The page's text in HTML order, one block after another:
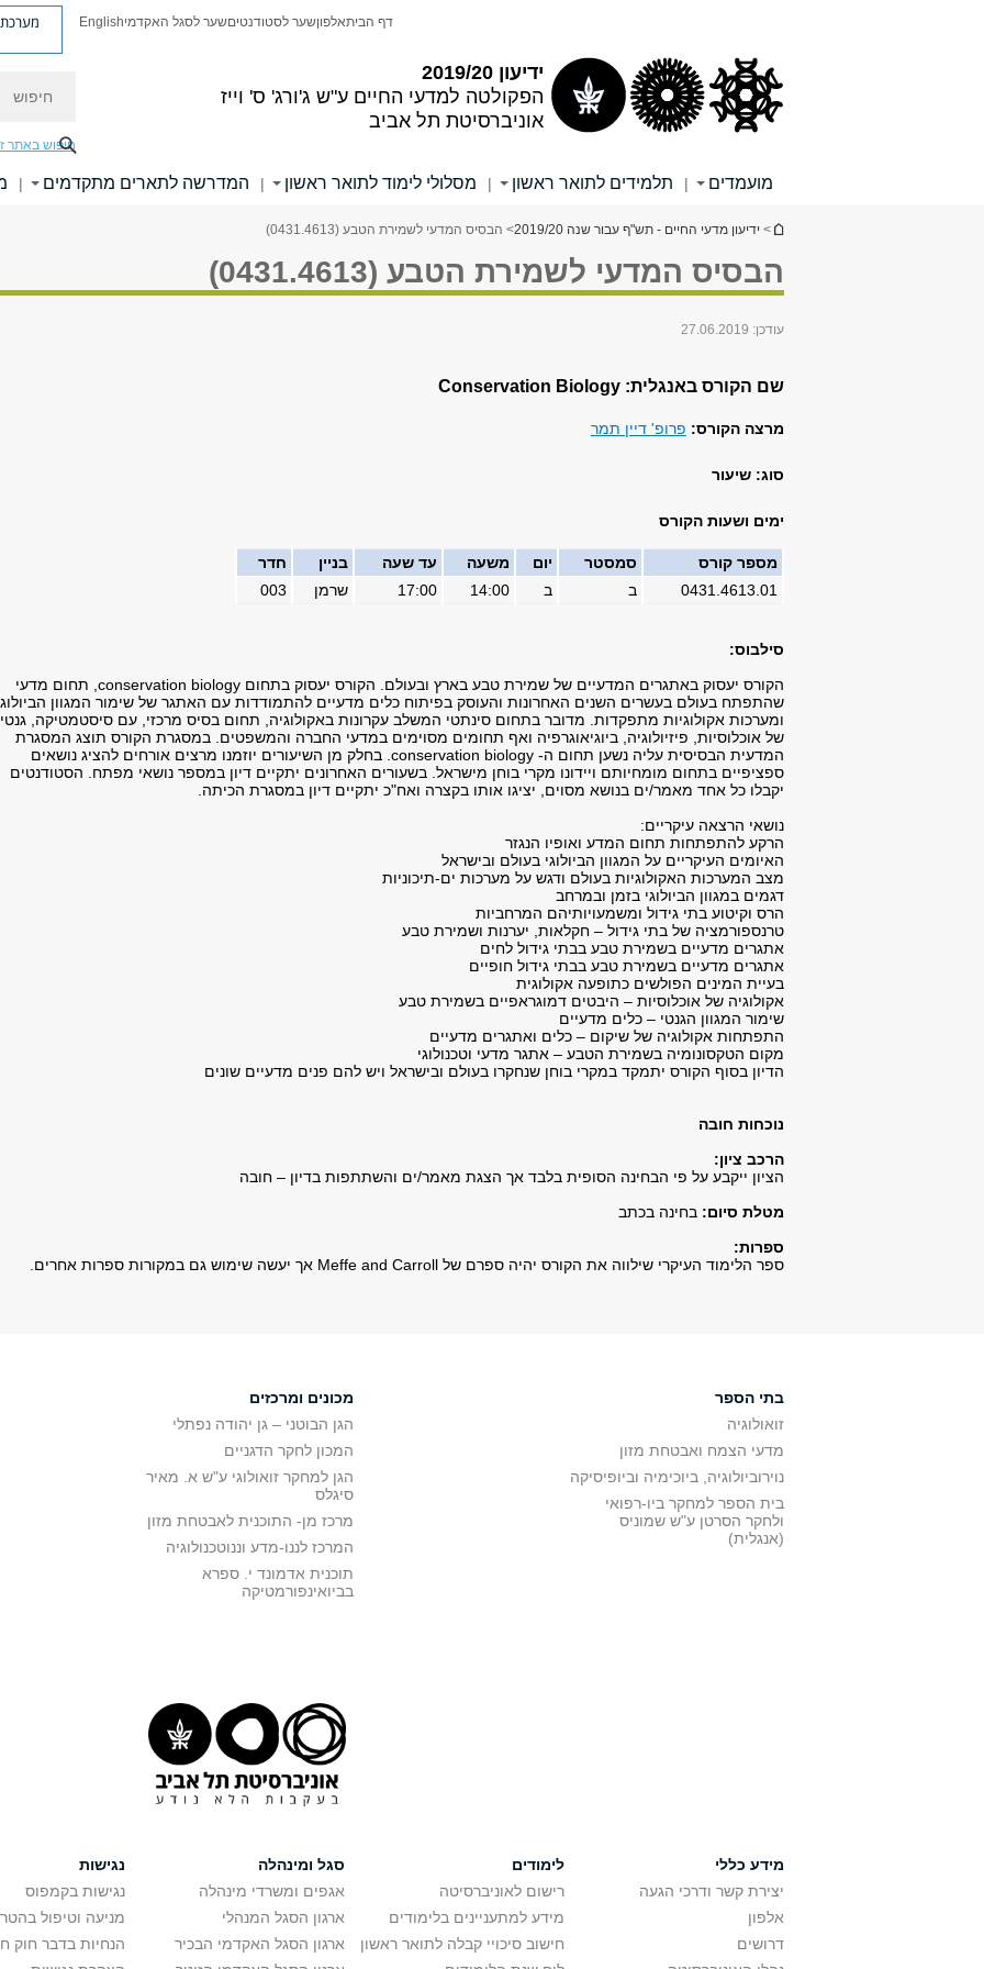
ידיעון 2019/20
הפקולטה למדעי החיים ע"ש ג'ורג' ס' וייז
אוניברסיטת תל אביב
דף הביתאלפוןשער לסטודנטיםשער לסגל האקדמיEnglish מערכת
חיפוש באתר
מועמדים | תלמידים לתואר ראשון | מסלולי לימוד לתואר ראשון | המדרשה לתארים מתקדמים |
הינך נמצא כאן
> ידיעון מדעי החיים - תש"ף עבור שנה 2019/20 > הבסיס המדעי לשמירת הטבע (0431.4613)
הבסיס המדעי לשמירת הטבע (0431.4613)
עודכן: 27.06.2019
שם הקורס באנגלית: Conservation Biology
מרצה הקורס: פרופ' דיין תמר
סוג: שיעור
ימים ושעות הקורס
מספר קורס סמסטר יום משעה עד שעה בניין
חדר
0431.4613.01
ב ב 14:00
17:00 שרמן 003
סילבוס:
הקורס יעסוק באתגרים המדעיים של שמירת טבע בארץ ובעולם. הקורס יעסוק בתחום conservation biology, תחום מדעי
שהתפתח בעולם בעשרים השנים האחרונות והעוסק בפיתוח כלים מדעיים להתמודדות עם האתגר של שימור המגוון
ומערכות אקולוגיות מתפקדות. מדובר בתחום סינתטי המשלב עקרונות באקולוגיה, תחום בסיס מרכזי, עם סיסטמטיקה,
של אוכלוסיות, פיזיולוגיה, ביוגיאוגרפיה ואף תחומים מסוימים במדעי החברה והמשפטים. במסגרת הקורס תוצג המסגרת
המדעית הבסיסית עליה נשען תחום ה- conservation biology. בחלק מן השיעורים יוזמנו מרצים אורחים להציג נושאים
ספציפיים בתחום מומחיותם ויידונו מקרי בוחן מישראל. בשעורים האחרונים יתקיים דיון במספר נושאי מפתח. הסטודנטים
יקבלו כל אחד מאמר/ים בנושא מסוים, יציגו אותו בקצרה ואח"כ יתקיים דיון במסגרת הכיתה.
נושאי הרצאה עיקריים:
הרקע להתפתחות תחום המדע ואופיו הנגזר
האיומים העיקריים על המגוון הביולוגי בעולם ובישראל
מצב המערכות האקולוגיות בעולם ודגש על מערכות ים-תיכוניות
דגמים במגוון הביולוגי בזמן ובמרחב
הרס וקיטוע בתי גידול ומשמעויותיהם המרחביות
טרנספורמציה של בתי גידול – חקלאות, יערנות ושמירת טבע
אתגרים מדעיים בשמירת טבע בבתי גידול לחים
אתגרים מדעיים בשמירת טבע בבתי גידול חופיים
בעיית המינים הפולשים כתופעה אקולוגית
אקולוגיה של אוכלוסיות – היבטים דמוגראפיים בשמירת טבע
שימור המגוון הגנטי – כלים מדעיים
התפתחות אקולוגיה של שיקום – כלים ואתגרים מדעיים
מקום הטקסונומיה בשמירת הטבע – אתגר מדעי וטכנולוגי
הדיון בסוף הקורס יתמקד במקרי בוחן שנחקרו בעולם ובישראל ויש להם פנים מדעיים שונים
נוכחות חובה
הרכב ציון:
הציון ייקבע על פי הבחינה הסופית בלבד אך הצגת מאמר/ים והשתתפות בדיון – חובה
מטלת סיום: בחינה בכתב
ספרות:
ספר הלימוד העיקרי שילווה את הקורס יהיה ספרם של Meffe and Carroll אך יעשה שימוש גם במקורות ספרות אחרים.
בתי הספר
זואולוגיה
מדעי הצמח ואבטחת מזון
נוירוביולוגיה, ביוכימיה וביופיסיקה
בית הספר למחקר ביו-רפואי
ולחקר הסרטן ע"ש שמוניס
(אנגלית)
מכונים ומרכזים
הגן הבוטני – גן יהודה נפתלי
המכון לחקר הדגניים
הגן למחקר זואולוגי ע"ש א. מאיר
סיגלס
מרכז מן- התוכנית לאבטחת מזון
המרכז לננו-מדע וננוטכנולוגיה
תוכנית אדמונד י. ספרא
בביואינפורמטיקה
מידע כללי
יצירת קשר ודרכי הגעה
אלפון
דרושים
לימודים
רישום לאוניברסיטה
מידע למתעניינים בלימודים
חישוב סיכויי קבלה לתואר ראשון
סגל ומינהלה
אגפים ומשרדי מינהלה
ארגון הסגל המנהלי
ארגון הסגל האקדמי הבכיר
נגישות
נגישות בקמפוס
מניעה וטיפול
הנחיות בדבר חוק